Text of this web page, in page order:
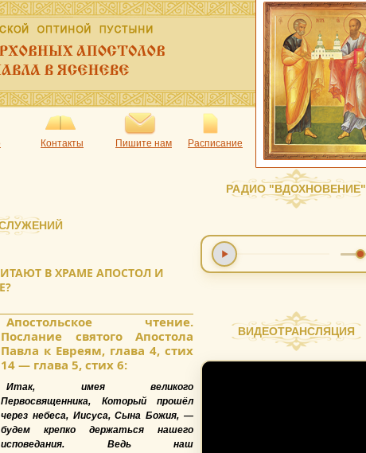
Контакты Пишите нам Расписание
В ХРАМЕ АПОСТОЛ И
Апостольское чтение.
Послание святого Апостола
Павла к Евреям, глава 4, стих
14 — глава 5, стих 6:
Итак, имея великого
Первосвященника, Который прошёл
через небеса, Иисуса, Сына Божия, —
будем крепко держаться нашего
исповедания. Ведь наш
РАДИО "ВДОХНОВЕНИЕ"
ВИДЕОТРАНСЛЯЦИЯ